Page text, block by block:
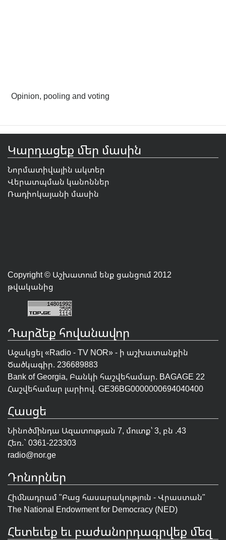
Opinion, pooling and voting
Կարդացեք մեր մասին
Նորմատիվային ակտեր
Վերատպման կանոններ
Ռադիոկայանի մասին
Copyright © Աշխատում ենք ցանցում 2012
թվականից
Դարձեք հովանավոր
Աջակցել «Radio - TV NOR» - ի աշխատանքին
Ծածկագիր. 236689883
Bank of Georgia, Բանկի հաշվեհամար. BAGAGE 22
Հաշվեհամար լարիով. GE36BG0000000694040400
Հասցե
Նինոծմինդա Ազատության 7, մուտք՝ 3, բն .43
Հեռ.` 0361-223303
radio@nor.ge
Դոնորներ
Հիմնադրամ "Բաց հասարակություն - Վրաստան"
The National Endowment for Democracy (NED)
Հետեւեք եւ բաժանորդագրվեք մեզ